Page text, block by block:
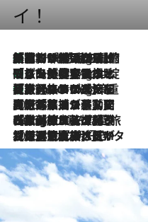
イ！
11 Hours Ago
「荷物が増えるほど旅ストレスは増す」美容ジャーナリストがたどり着いた最終結論。“化粧品を劇的に減らす”感動の凝縮美容とは
11 Hours Ago
「旅先には金髪ウィッグを持参」日本と同じメイクでは損してる!? 美容ジャーナリストが提案する“掟破りの旅美容”とは
11 Hours Ago
【厳選旅コスメ】「身軽さ＆UV対策重視！」ヘアアーティストshucoが選んだ夏旅ベストコスメを発表【Mサイズジップ】
2026.8.5
【厳選旅コスメ】国内をあちこち移動する河井菜摘が選んだ夏旅ベストコスメ発表！「リラックスアイテムはマスト」【Mサイズジップ】
2026.8.4
【厳選旅コスメ】「紫外線＆乾燥対策しながらメイク感も！」ヘア＆メイクGeorgeが選んだ夏旅ベストコスメを発表！【Mサイズジップ】
2026.8.3
【厳選旅コスメ】「保湿もタイパ重視！」“サウナ好き”タレント清水みさとが愛用する夏旅ベストコスメを発表！【Mサイズジップ】